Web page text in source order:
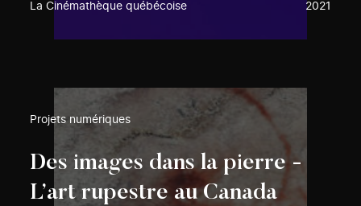
La Cinémathèque québécoise 2021
Projets numériques
Des images dans la pierre -
L’art rupestre au Canada